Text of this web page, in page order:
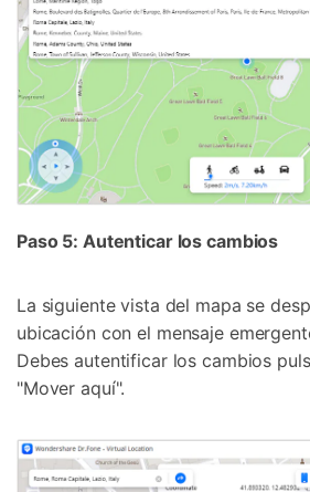
Paso 5: Autenticar los cambios
La siguiente vista del mapa se
ubicación con el mensaje
Debes autentificar los cambios
"Mover aquí".